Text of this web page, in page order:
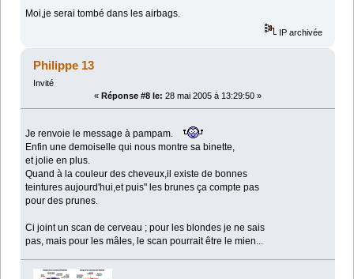
Moi,je serai tombé dans les airbags.
IP archivée
Philippe 13
Invité
« Réponse #8 le: 28 mai 2005 à 13:29:50 »
Je renvoie le message à pampam.
Enfin une demoiselle qui nous montre sa binette,
et jolie en plus.
Quand à la couleur des cheveux,il existe de bonnes
teintures aujourd'hui,et puis" les brunes ça compte pas
pour des prunes.
Ci joint un scan de cerveau ; pour les blondes je ne sais
pas, mais pour les mâles, le scan pourrait être le mien...